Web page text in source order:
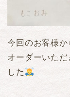
今回のお客様
オーダーいた
した